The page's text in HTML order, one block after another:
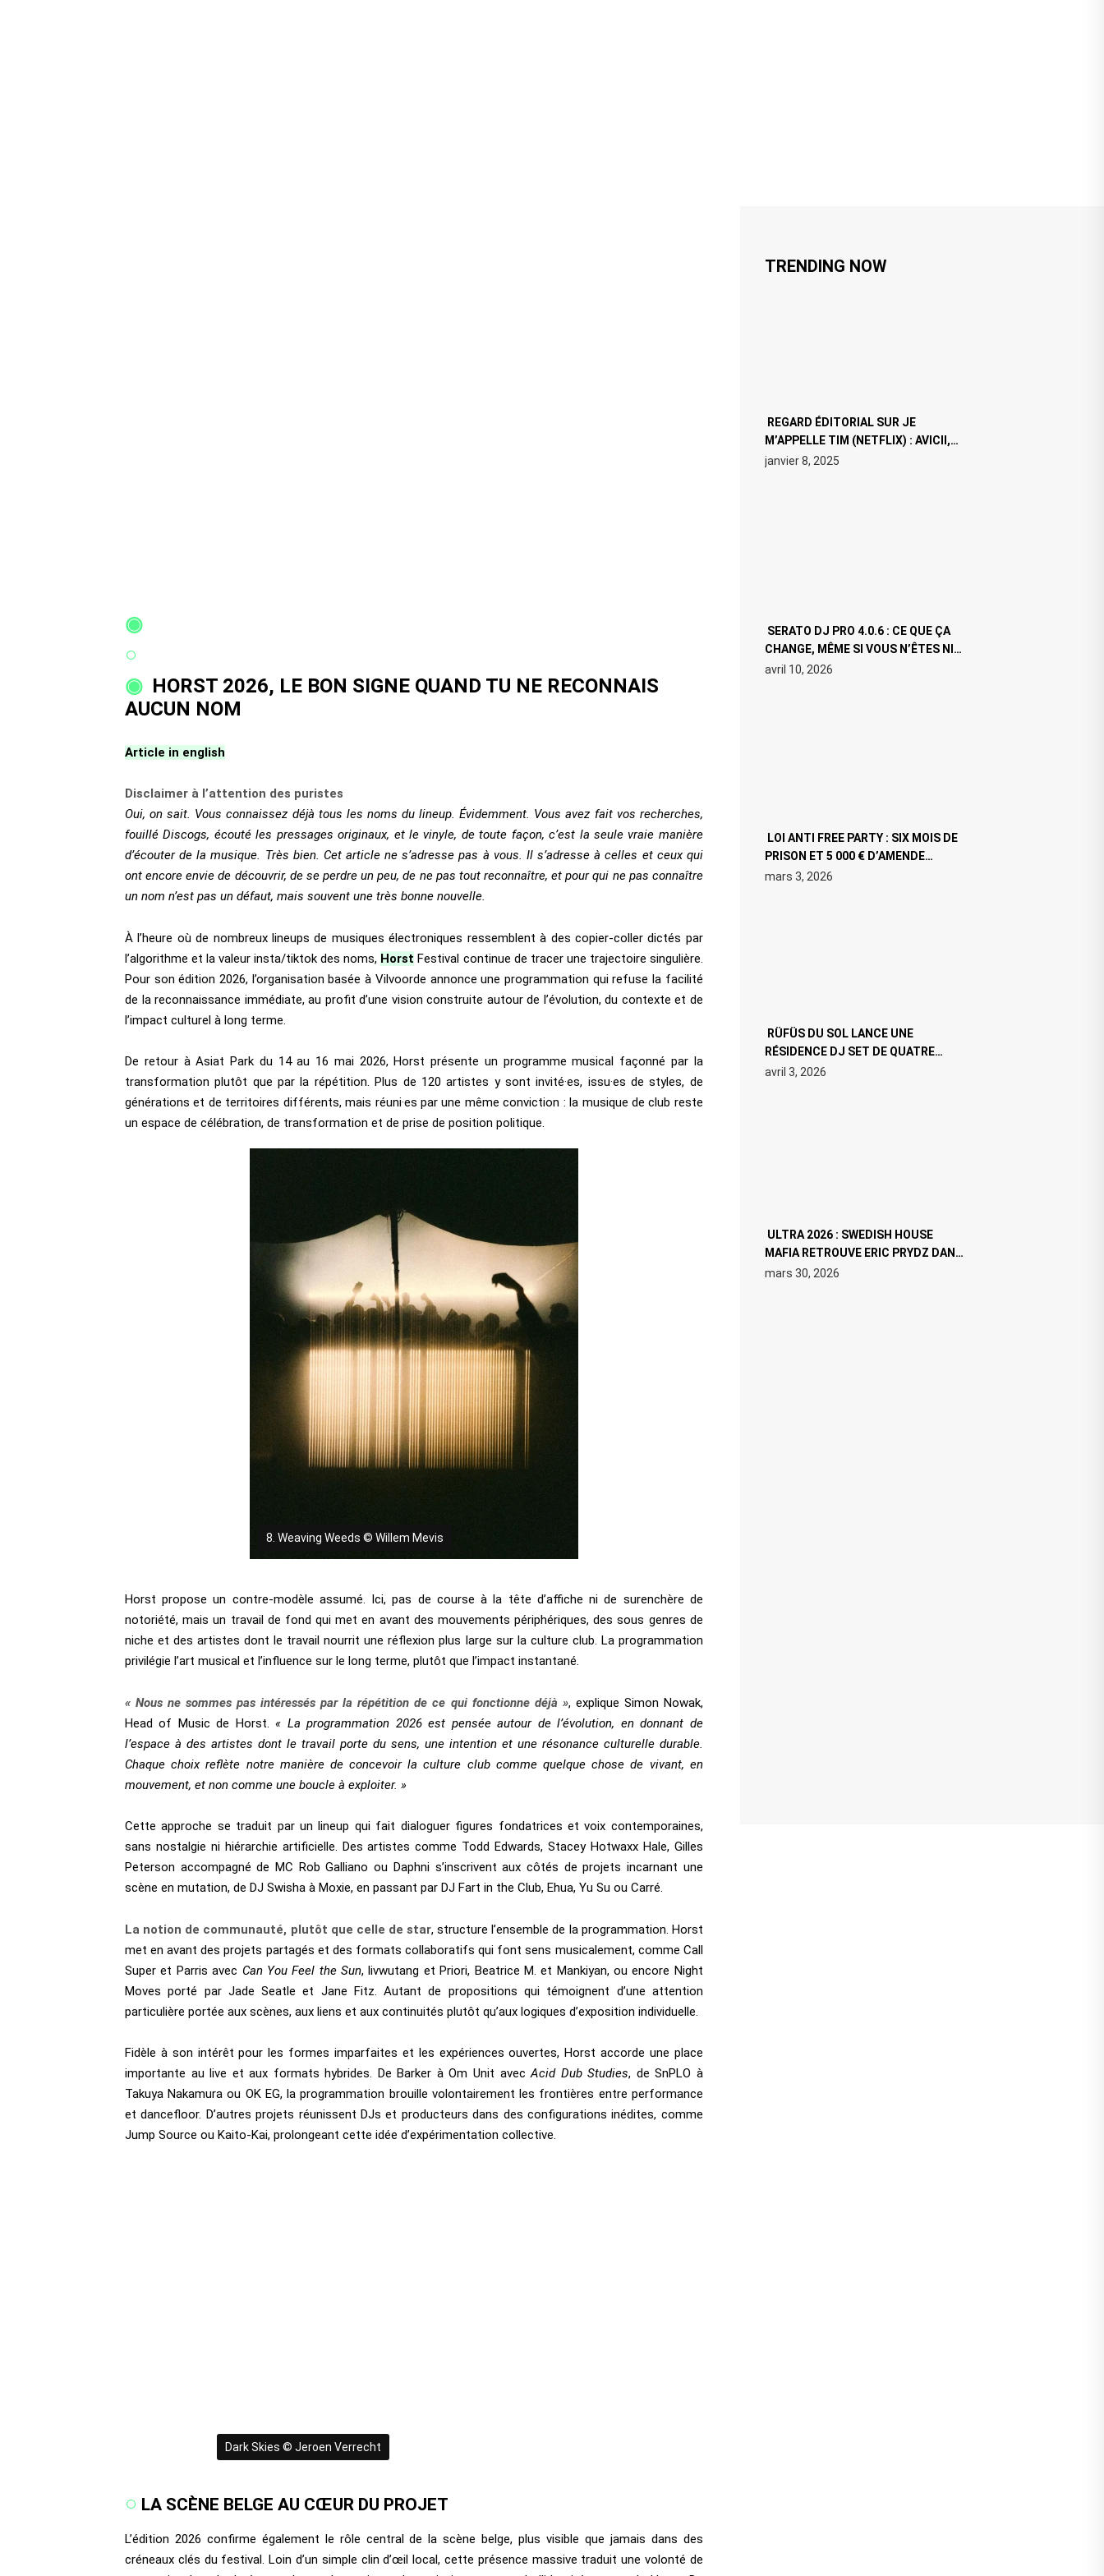
HORST 2026, LE BON SIGNE QUAND TU NE RECONNAIS
AUCUN NOM
Article in english
Disclaimer à l’attention des puristes
Oui, on sait. Vous connaissez déjà tous les noms du lineup. Évidemment. Vous avez fait vos recherches,
fouillé Discogs, écouté les pressages originaux, et le vinyle, de toute façon, c’est la seule vraie manière
d’écouter de la musique. Très bien. Cet article ne s’adresse pas à vous. Il s’adresse à celles et ceux qui
ont encore envie de découvrir, de se perdre un peu, de ne pas tout reconnaître, et pour qui ne pas connaître
un nom n’est pas un défaut, mais souvent une très bonne nouvelle.
À l’heure où de nombreux lineups de musiques électroniques ressemblent à des copier-coller dictés par
l’algorithme et la valeur insta/tiktok des noms, Horst Festival continue de tracer une trajectoire singulière.
Pour son édition 2026, l’organisation basée à Vilvoorde annonce une programmation qui refuse la facilité
de la reconnaissance immédiate, au profit d’une vision construite autour de l’évolution, du contexte et de
l’impact culturel à long terme.
De retour à Asiat Park du 14 au 16 mai 2026, Horst présente un programme musical façonné par la
transformation plutôt que par la répétition. Plus de 120 artistes y sont invité·es, issu·es de styles, de
générations et de territoires différents, mais réuni·es par une même conviction : la musique de club reste
un espace de célébration, de transformation et de prise de position politique.
8. Weaving Weeds © Willem Mevis
Horst propose un contre-modèle assumé. Ici, pas de course à la tête d’affiche ni de surenchère de
notoriété, mais un travail de fond qui met en avant des mouvements périphériques, des sous genres de
niche et des artistes dont le travail nourrit une réflexion plus large sur la culture club. La programmation
privilégie l’art musical et l’influence sur le long terme, plutôt que l’impact instantané.
« Nous ne sommes pas intéressés par la répétition de ce qui fonctionne déjà », explique Simon Nowak,
Head of Music de Horst.« La programmation 2026 est pensée autour de l’évolution, en donnant de
l’espace à des artistes dont le travail porte du sens, une intention et une résonance culturelle durable.
Chaque choix reflète notre manière de concevoir la culture club comme quelque chose de vivant, en
mouvement, et non comme une boucle à exploiter. »
Cette approche se traduit par un lineup qui fait dialoguer figures fondatrices et voix contemporaines,
sans nostalgie ni hiérarchie artificielle. Des artistes comme Todd Edwards, Stacey Hotwaxx Hale, Gilles
Peterson accompagné de MC Rob Galliano ou Daphni s’inscrivent aux côtés de projets incarnant une
scène en mutation, de DJ Swisha à Moxie, en passant par DJ Fart in the Club, Ehua, Yu Su ou Carré.
La notion de communauté, plutôt que celle de star, structure l’ensemble de la programmation. Horst
met en avant des projets partagés et des formats collaboratifs qui font sens musicalement, comme Call
Super et Parris avec Can You Feel the Sun, livwutang et Priori, Beatrice M. et Mankiyan, ou encore Night
Moves porté par Jade Seatle et Jane Fitz. Autant de propositions qui témoignent d’une attention
particulière portée aux scènes, aux liens et aux continuités plutôt qu’aux logiques d’exposition individuelle.
Fidèle à son intérêt pour les formes imparfaites et les expériences ouvertes, Horst accorde une place
importante au live et aux formats hybrides. De Barker à Om Unit avecAcid Dub Studies, de SnPLO à
Takuya Nakamura ou OK EG, la programmation brouille volontairement les frontières entre performance
et dancefloor. D’autres projets réunissent DJs et producteurs dans des configurations inédites, comme
Jump Source ou Kaito-Kai, prolongeant cette idée d’expérimentation collective.
Dark Skies © Jeroen Verrecht
LA SCÈNE BELGE AU CŒUR DU PROJET
L’édition 2026 confirme également le rôle central de la scène belge, plus visible que jamais dans des
créneaux clés du festival. Loin d’un simple clin d’œil local, cette présence massive traduit une volonté de
TRENDING NOW
REGARD ÉDITORIAL SUR JE
M’APPELLE TIM (NETFLIX) : AVICII,
OU LE DOUBLE VISAGE D’UNE ICÔNE
SURCHAUFFÉE
janvier 8, 2025
SERATO DJ PRO 4.0.6 : CE QUE ÇA
CHANGE, MÊME SI VOUS N’ÊTES NI
DJ NI PRODUCTEUR·ICE
avril 10, 2026
LOI ANTI FREE PARTY : SIX MOIS DE
PRISON ET 5 000 € D’AMENDE
PROPOSÉS LE 9 AVRIL
mars 3, 2026
RÜFÜS DU SOL LANCE UNE
RÉSIDENCE DJ SET DE QUATRE
DATES À PACHA IBIZA EN JUILLET
avril 3, 2026
ULTRA 2026 : SWEDISH HOUSE
MAFIA RETROUVE ERIC PRYDZ DANS
UN MOMENT CHARGÉ DE SYMBOLE
mars 30, 2026